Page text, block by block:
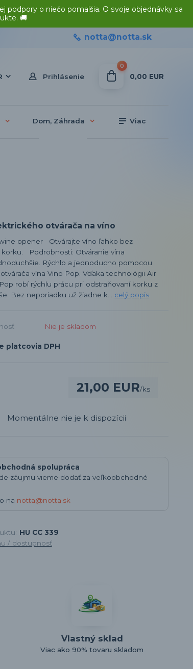
o niečo pomalšia. O svoje objednávky sa
🚚
Prihlásenie
notta@notta.sk
0
0,00 EUR
Dom, Záhrada Viac
otvárača na víno
opener Otvárajte víno ľahko bez
korku. Podrobnosti: Otváranie vína
Rýchlo a jednoducho pomocou
vína Vino Pop. Vďaka technológii Air
robí rýchlu prácu pri odstraňovaní korku z
Bez neporiadku už žiadne k... celý popis
Nie je skladom
platcovia DPH
21,00 EUR/ks
Momentálne nie je k dispozícii
spolupráca
záujmu vieme dodať za veľkoobchodné
na notta@notta.sk
HU CC 339
/ dostupnosť
Vlastný sklad
Viac ako 90% tovaru skladom